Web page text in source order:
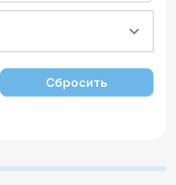
Сбросить